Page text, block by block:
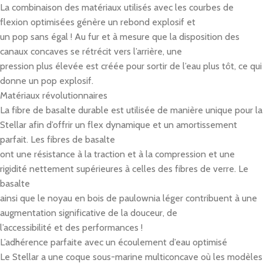
La combinaison des matériaux utilisés avec les courbes de
flexion optimisées génère un rebond explosif et
un pop sans égal ! Au fur et à mesure que la disposition des
canaux concaves se rétrécit vers l’arrière, une
pression plus élevée est créée pour sortir de l’eau plus tôt, ce qui
donne un pop explosif.
Matériaux révolutionnaires
La fibre de basalte durable est utilisée de manière unique pour la
Stellar afin d’offrir un flex dynamique et un amortissement
parfait. Les fibres de basalte
ont une résistance à la traction et à la compression et une
rigidité nettement supérieures à celles des fibres de verre. Le
basalte
ainsi que le noyau en bois de paulownia léger contribuent à une
augmentation significative de la douceur, de
l’accessibilité et des performances !
L’adhérence parfaite avec un écoulement d’eau optimisé
Le Stellar a une coque sous-marine multiconcave où les modèles